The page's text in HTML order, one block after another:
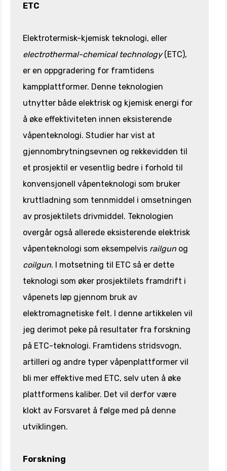
ETC
Elektrotermisk-kjemisk teknologi, eller
electrothermal-chemical technology(ETC),
er en oppgradering for framtidens
kampplattformer. Denne teknologien
utnytter både elektrisk og kjemisk energi for
å øke effektiviteten innen eksisterende
våpenteknologi. Studier har vist at
gjennombrytningsevnen og rekkevidden til
et prosjektil er vesentlig bedre i forhold til
konvensjonell våpenteknologi som bruker
kruttladning som tennmiddel i omsetningen
av prosjektilets drivmiddel. Teknologien
overgår også allerede eksisterende elektrisk
våpenteknologi som eksempelvis railgun og
coilgun. I motsetning til ETC så er dette
teknologi som øker prosjektilets framdrift i
våpenets løp gjennom bruk av
elektromagnetiske felt. I denne artikkelen vil
jeg derimot peke på resultater fra forskning
på ETC-teknologi. Framtidens stridsvogn,
artilleri og andre typer våpenplattformer vil
bli mer effektive med ETC, selv uten å øke
plattformens kaliber. Det vil derfor være
klokt av Forsvaret å følge med på denne
utviklingen.
Forskning